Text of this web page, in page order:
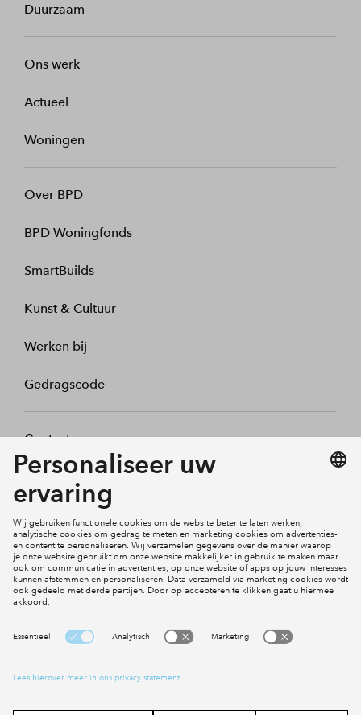
Duurzaam
Ons werk
Actueel
Woningen
Over BPD
BPD Woningfonds
SmartBuilds
Kunst & Cultuur
Werken bij
Gedragscode
Contact
Mijn profiel
Social Media
Cookies